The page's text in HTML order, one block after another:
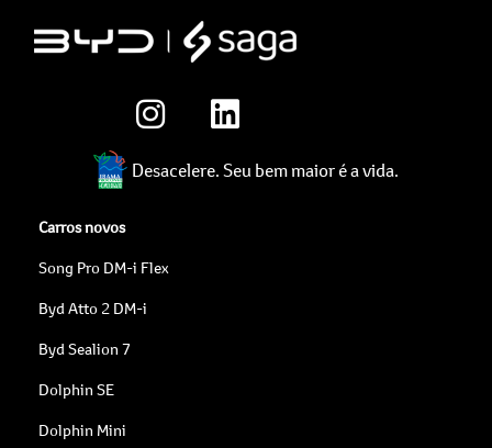
Desacelere. Seu bem maior é a vida.
Carros novos
Song Pro DM-i Flex
Byd Atto 2 DM-i
Byd Sealion 7
Dolphin SE
Dolphin Mini